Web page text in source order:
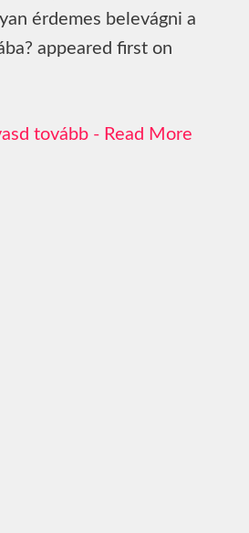
érdemes belevágni a
appeared first on
Read More